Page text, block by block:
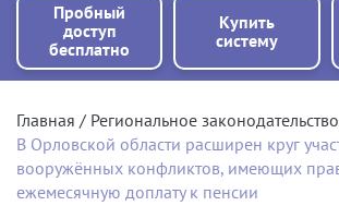
Пробный
доступ
бесплатно
Купить
систему
Главная
Региональное законодательство
В Орловской области расширен круг
вооружённых конфликтов, имеющих
ежемесячную доплату к пенсии